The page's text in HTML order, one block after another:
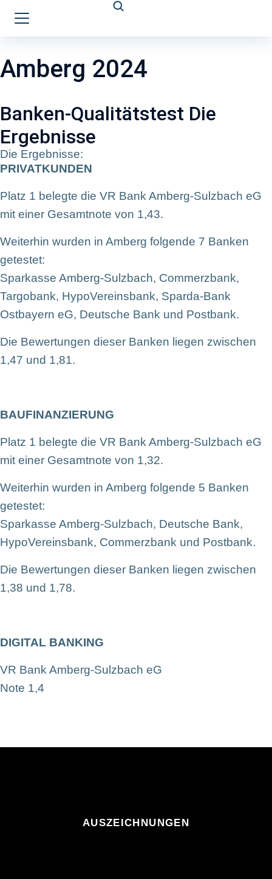
Amberg 2024
Banken-Qualitätstest Die
Ergebnisse
Die Ergebnisse:
PRIVATKUNDEN
Platz 1 belegte die VR Bank Amberg-Sulzbach eG
mit einer Gesamtnote von 1,43.
Weiterhin wurden in Amberg folgende 7 Banken
getestet:
Sparkasse Amberg-Sulzbach, Commerzbank,
Targobank, HypoVereinsbank, Sparda-Bank
Ostbayern eG, Deutsche Bank und Postbank.
Die Bewertungen dieser Banken liegen zwischen
1,47 und 1,81.
BAUFINANZIERUNG
Platz 1 belegte die VR Bank Amberg-Sulzbach eG
mit einer Gesamtnote von 1,32.
Weiterhin wurden in Amberg folgende 5 Banken
getestet:
Sparkasse Amberg-Sulzbach, Deutsche Bank,
HypoVereinsbank, Commerzbank und Postbank.
Die Bewertungen dieser Banken liegen zwischen
1,38 und 1,78.
DIGITAL BANKING
VR Bank Amberg-Sulzbach eG
Note 1,4
AUSZEICHNUNGEN